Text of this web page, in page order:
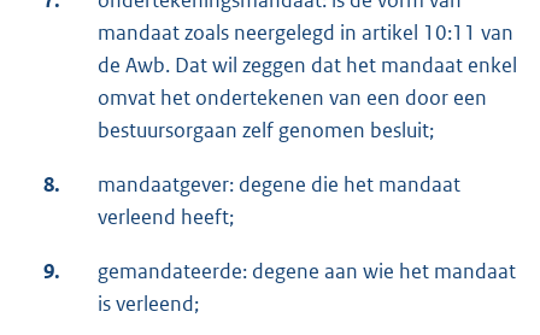
mandaat zoals neergelegd in artikel 10:11 van
de Awb. Dat wil zeggen dat het mandaat enkel
omvat het ondertekenen van een door een
bestuursorgaan zelf genomen besluit;
8.
mandaatgever: degene die het mandaat
verleend heeft;
9.
gemandateerde: degene aan wie het mandaat
is verleend;